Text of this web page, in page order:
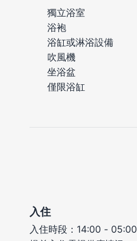
獨立浴室
浴袍
浴缸或淋浴設備
吹風機
坐浴盆
僅限浴缸
入住
入住時段：14:00 - 05:00